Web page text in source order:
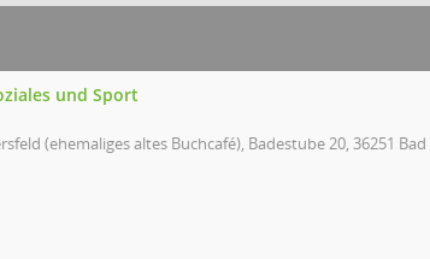
und Sport
(ehemaliges altes Buchcafé), Badestube 20, 36251